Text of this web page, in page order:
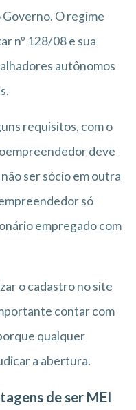
O regime
nº 128/08 e sua
autônomos
requisitos, com o
deve
ser sócio em outra
só
empregado com
o cadastro no site
contar com
qualquer
a abertura.
de ser MEI